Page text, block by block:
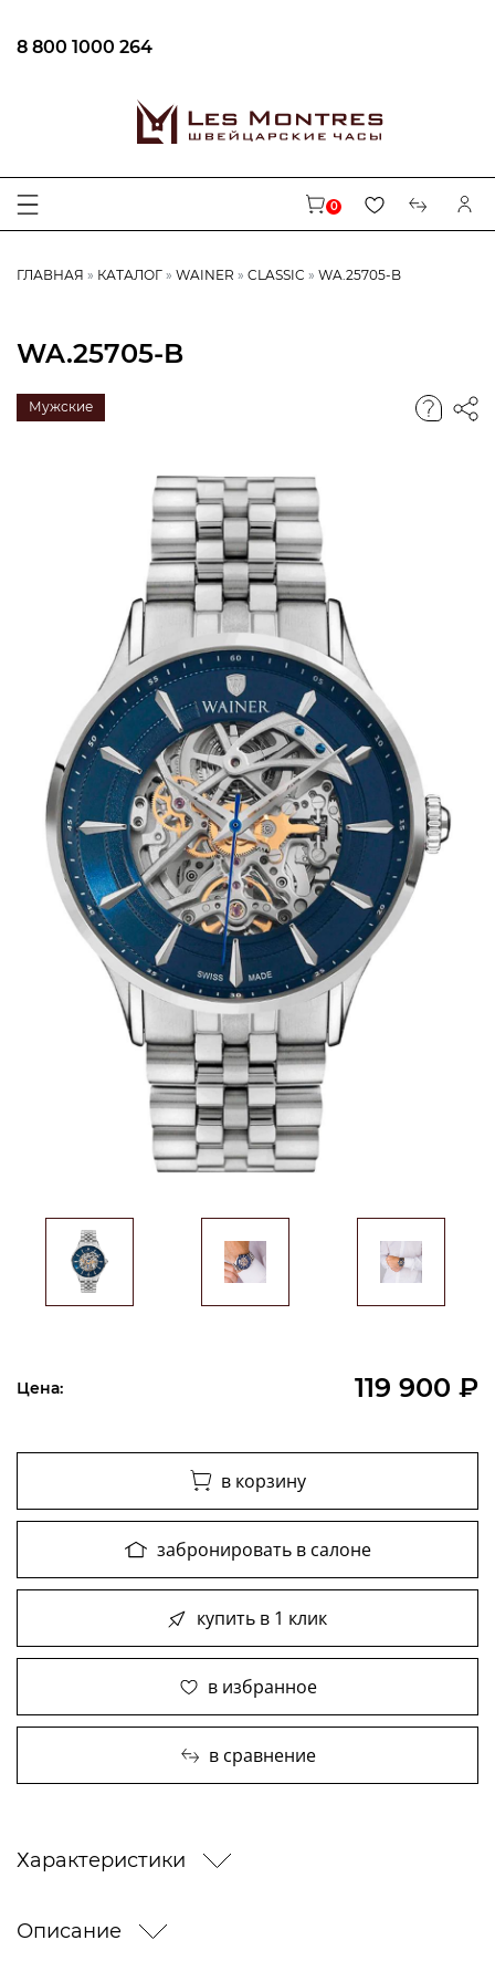
8 800 1000 264
0
ГЛАВНАЯ КАТАЛОГ WAINER CLASSIC WA.25705-B
WA.25705-B
Мужские
Цена: 119 900 ₽
в корзину
забронировать в салоне
купить в 1 клик
в избранное
в сравнение
Характеристики
Описание